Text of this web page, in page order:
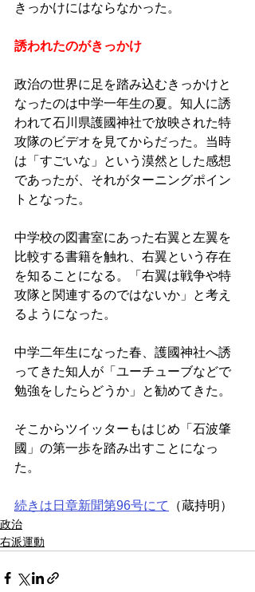
きっかけにはならなかった。
誘われたのがきっかけ
政治の世界に足を踏み込むきっかけと
なったのは中学一年生の夏。知人に誘
われて石川県護國神社で放映された特
攻隊のビデオを見てからだった。当時
は「すごいな」という漠然とした感想
であったが、それがターニングポイン
トとなった。
中学校の図書室にあった右翼と左翼を
比較する書籍を触れ、右翼という存在
を知ることになる。「右翼は戦争や特
攻隊と関連するのではないか」と考え
るようになった。
中学二年生になった春、護國神社へ誘
ってきた知人が「ユーチューブなどで
勉強をしたらどうか」と勧めてきた。
そこからツイッターもはじめ「石波肇
國」の第一歩を踏み出すことになっ
た。
続きは日章新聞第96号にて （蔵持明）
政治
右派運動